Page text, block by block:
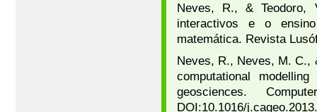
Neves, R., & Teodoro,
interactivos e o
matemática. Revista
Neves, R., Neves, M. C.,
computational
geosciences.
DOI:10.1016/